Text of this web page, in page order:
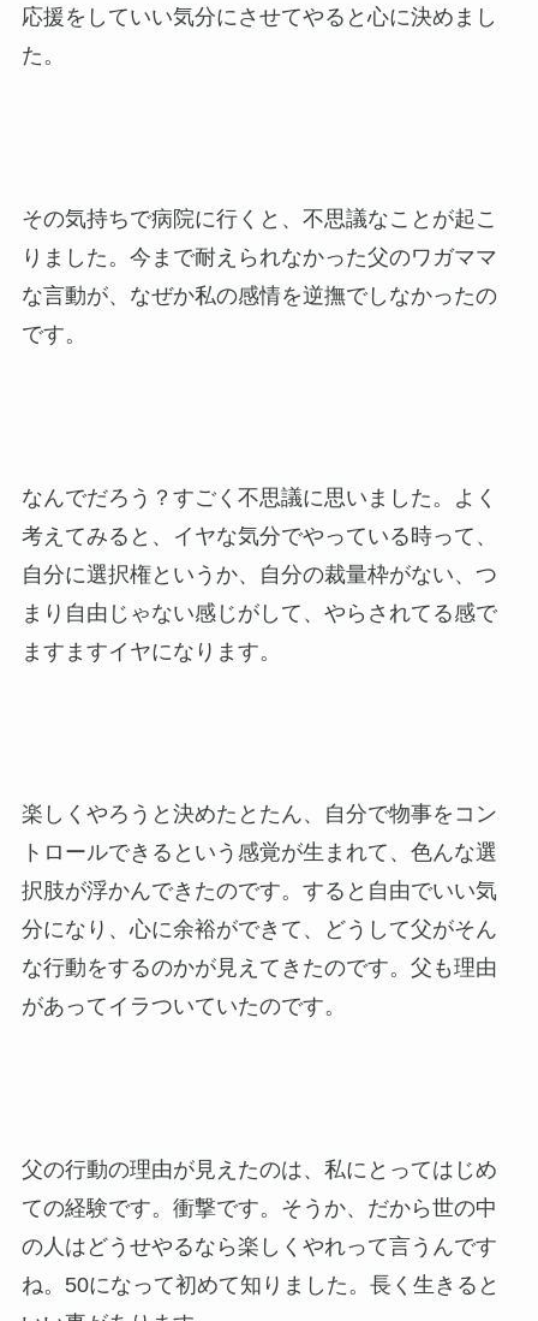
応援をしていい気分にさせてやると心に決めまし
た。
その気持ちで病院に行くと、不思議なことが起こ
りました。今まで耐えられなかった父のワガママ
な言動が、なぜか私の感情を逆撫でしなかったの
です。
なんでだろう？すごく不思議に思いました。よく
考えてみると、イヤな気分でやっている時って、
自分に選択権というか、自分の裁量枠がない、つ
まり自由じゃない感じがして、やらされてる感で
ますますイヤになります。
楽しくやろうと決めたとたん、自分で物事をコン
トロールできるという感覚が生まれて、色んな選
択肢が浮かんできたのです。すると自由でいい気
分になり、心に余裕ができて、どうして父がそん
な行動をするのかが見えてきたのです。父も理由
があってイラついていたのです。
父の行動の理由が見えたのは、私にとってはじめ
ての経験です。衝撃です。そうか、だから世の中
の人はどうせやるなら楽しくやれって言うんです
ね。50になって初めて知りました。長く生きると